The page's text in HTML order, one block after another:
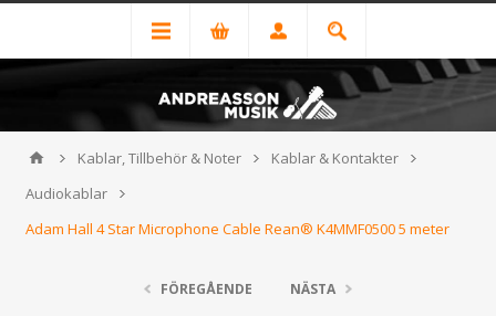
Kablar, Tillbehör & Noter
Kablar & Kontakter
Audiokablar
Adam Hall 4 Star Microphone Cable Rean® K4MMF0500 5 meter
FÖREGÅENDE NÄSTA